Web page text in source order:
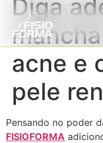
Diga
acne e
pele
Pensando no poder
FISIOFORMA